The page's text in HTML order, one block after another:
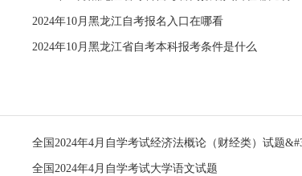
2024年10月黑龙江自考报名入口在哪看
2024年10月黑龙江省自考本科报考条件是什么
全国2024年4月自学考试大学语文试题